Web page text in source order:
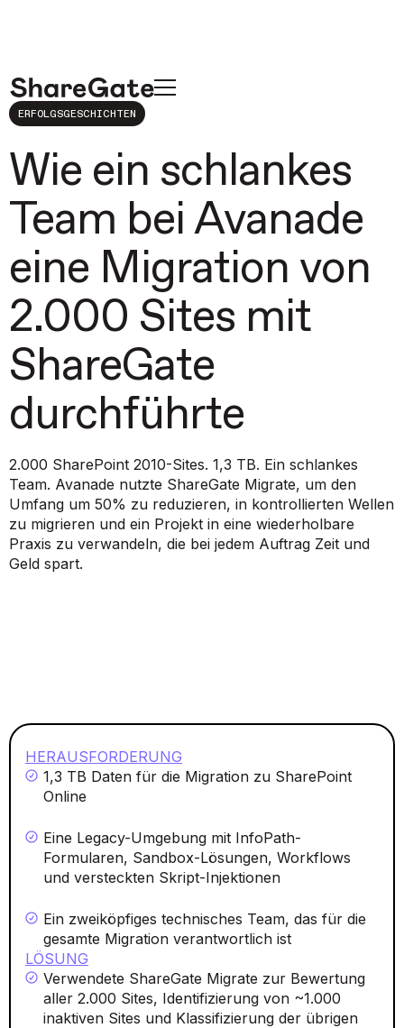
ERFOLGSGESCHICHTEN
Wie ein schlankes
Team bei Avanade
eine Migration von
2.000 Sites mit
ShareGate
durchführte
2.000 SharePoint 2010-Sites. 1,3 TB. Ein schlankes
Team. Avanade nutzte ShareGate Migrate, um den
Umfang um 50% zu reduzieren, in kontrollierten Wellen
zu migrieren und ein Projekt in eine wiederholbare
Praxis zu verwandeln, die bei jedem Auftrag Zeit und
Geld spart.
HERAUSFORDERUNG
1,3 TB Daten für die Migration zu SharePoint
Online
Eine Legacy-Umgebung mit InfoPath-
Formularen, Sandbox-Lösungen, Workflows
und versteckten Skript-Injektionen
Ein zweiköpfiges technisches Team, das für die
gesamte Migration verantwortlich ist
LÖSUNG
Verwendete ShareGate Migrate zur Bewertung
aller 2.000 Sites, Identifizierung von ~1.000
inaktiven Sites und Klassifizierung der übrigen